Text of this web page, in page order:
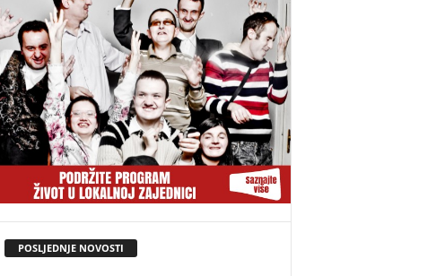
POSLJEDNJE NOVOSTI